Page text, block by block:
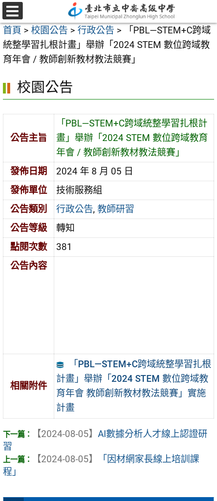
跳
至
主
要
內
區
選
單
首頁 > 校園公告 > 行政公告 >
「PBL—STEM+C跨域
統整學習扎根計畫」舉辦「2024 STEM 數位跨域教
育年會 / 教師創新教材教法競賽」
校園公告
公告主旨
「PBL—STEM+C跨域統整學習扎根計
畫」舉辦「2024 STEM 數位跨域教育
年會 / 教師創新教材教法競賽」
發佈日期
2024 年 8 月 05 日
發佈單位
技術服務組
公告類別
行政公告,教師研習
公告等級
轉知
點閱次數
381
公告內容
相關附件
「PBL—STEM+C跨域統整學習扎根
計畫」舉辦「2024 STEM 數位跨域教
育年會 教師創新教材教法競賽」實施
計畫
【2024-08-05】 AI數據分析人才線上認證研
習
【2024-08-05】
「因材網家長線上培訓課
程」